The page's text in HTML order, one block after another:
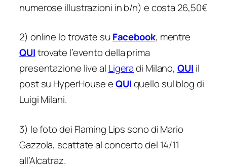
numerose illustrazioni in b/n) e costa 26,50€
2) online lo trovate su Facebook, mentre
QUItrovate l’evento della prima
presentazione live al Ligeradi Milano,QUI il
post su HyperHouse eQUIquello sul blog di
Luigi Milani.
3) le foto dei Flaming Lips sono di Mario
Gazzola, scattate al concerto del 14/11
all’Alcatraz.